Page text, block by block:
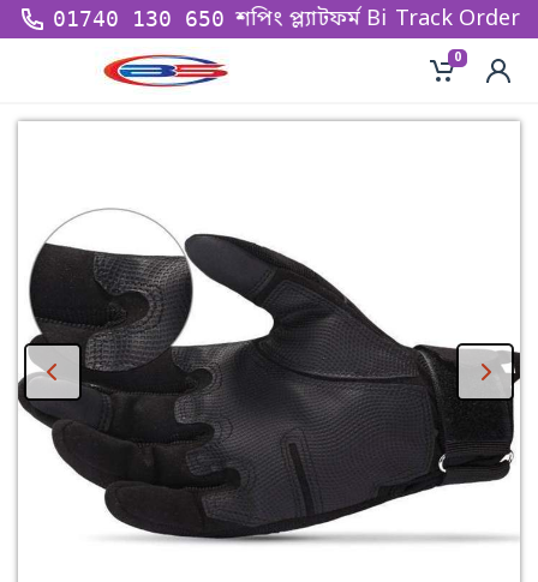
01740 130 650
অন্যতম বৃহত্তম শপিং প্ল্যাটফর্ম Big Sell BD - তে
Track Order
0